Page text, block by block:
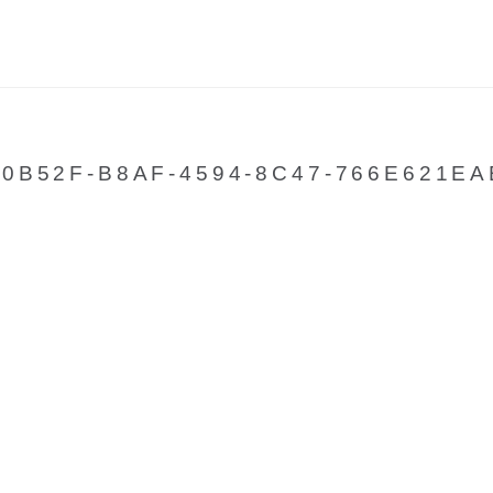
B8AF-4594-8C47-